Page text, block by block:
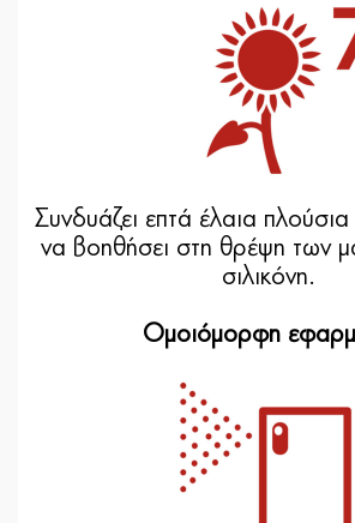
Συνδυάζει επτά έλαια
να βοηθήσει στη θρέψη των
σιλικόνη.
Ομοιόμορφη